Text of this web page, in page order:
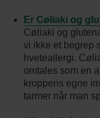
Er Cøliaki og
Cøliaki og
vi ikke et begrep
hveteallergi.
omtales som en
kroppens egne
tarmer når man